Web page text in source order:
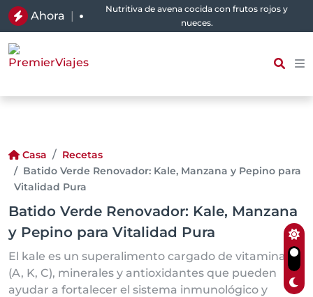
Ahora |
Nutritiva de avena cocida con frutos rojos y
nueces.
Casa
Recetas
Batido Verde Renovador: Kale, Manzana y Pepino para
Vitalidad Pura
Batido Verde Renovador: Kale, Manzana
y Pepino para Vitalidad Pura
El kale es un superalimento cargado de vitaminas
(A, K, C), minerales y antioxidantes que pueden
ayudar a fortalecer el sistema inmunológico y